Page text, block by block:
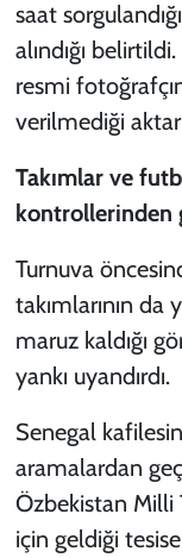
saat
alındığı
resmi
verilmediği
Takımlar ve
kontrollerinden
Turnuva
takımlarının
maruz kaldığı
yankı uyandırdı.
Senegal
aramalardan
Özbekistan Milli
için geldiği